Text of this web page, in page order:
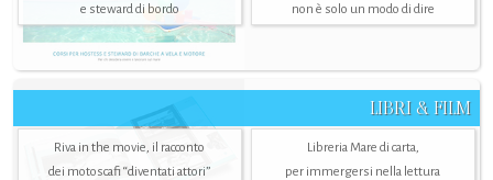
e steward di bordo
non è solo un modo di dire
LIBRI & FILM
Riva in the movie, il racconto
dei motoscafi “diventati attori”
Libreria Mare di carta,
per immergersi nella lettura